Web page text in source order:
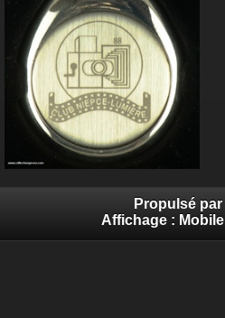
Propulsé par
Affichage : Mobile